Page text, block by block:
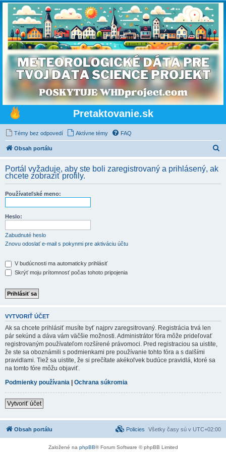
Pretaktovanie.sk
Témy bez odpovedí Aktívne témy FAQ
Obsah portálu
d
Portál vyžaduje, aby ste boli zaregistrovaný a prihlásený, ak
chcete zobraziť profily.
Používateľské meno:
Heslo:
Zabudnuté heslo
Znovu odoslať e-mail s pokynmi pre aktiváciu účtu
V budúcnosti ma automaticky prihlásiť
Skrýť moju prítomnosť počas tohoto pripojenia
VYTVORIŤ ÚČET
Ak sa chcete prihlásiť musíte byť najprv zaregsitrovaný. Registrácia trvá len
pár sekúnd a dáva vám väčšie možnosti. Administrátor fóra môže prideľovať
registrovaným používateľom rozšírené právomoci. Pred registraciou sa uistite,
že ste sa oboznámili s podmienkami pre používanie tohto fóra a s dalšími
pravidlami. Tiež sa uistite, že si prečítate akékoľvek budúce pravidlá, ktoré sa
na tomto fóre môžu objaviť.
Podmienky používania | Ochrana súkromia
Vytvoriť účet
Obsah portálu Všetky časy sú v UTC+02:00
Policies
Založené na phpBB® Forum Software © phpBB Limited